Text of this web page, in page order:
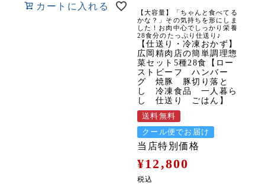
カートに入れる
【大容量】「ちゃんと食べてる
かな？」その気持ちを形にしま
した！お肉中心でしっかり栄養
28食分のたっぷり仕送り♪
【仕送り・冷凍おかず】
広岡精肉店の簡単調理惣
菜セット5種28食【ロー
ストビーフ ハンバー
グ 焼豚 豚切り落と
し 冷凍食品 一人暮ら
し 仕送り ごはん】
送料無料
クール便でお届け
当店特別価格
¥12,800
税込